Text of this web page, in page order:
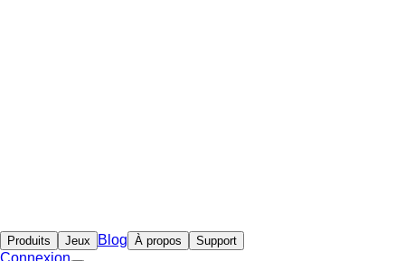
Produits Jeux Blog À propos Support
Connexion